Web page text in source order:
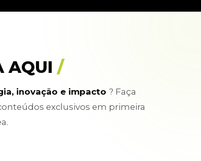
AQUI /
inovação e impacto ? Faça
exclusivos em primeira